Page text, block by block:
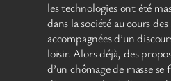
les technologies ont été
dans la société au cours
accompagnées d’un
loisir. Alors déjà, des
d’un chômage de masse